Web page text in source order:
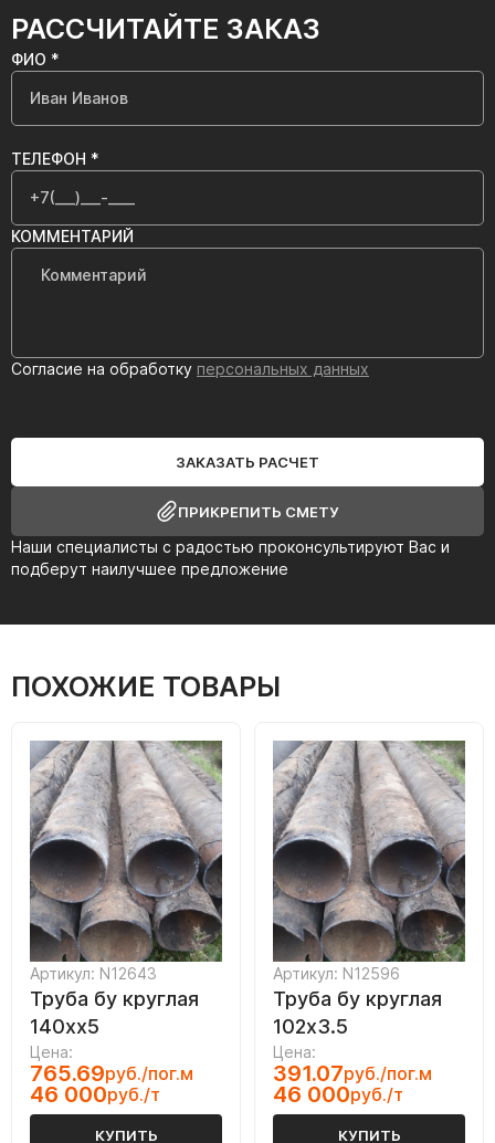
РАССЧИТАЙТЕ ЗАКАЗ
Наши специалисты с радостью проконсультируют Вас и
подберут наилучшее предложение
ФИО *
ТЕЛЕФОН *
КОММЕНТАРИЙ
Согласие на обработку персональных данных
ЗАКАЗАТЬ РАСЧЕТ
ПРИКРЕПИТЬ СМЕТУ
ПОХОЖИЕ ТОВАРЫ
Артикул: N12643
Труба бу круглая
140хх5
Цена:
765.69руб./пог.м
46 000руб./т
КУПИТЬ
Артикул: N12596
Труба бу круглая
102х3.5
Цена:
391.07руб./пог.м
46 000руб./т
КУПИТЬ